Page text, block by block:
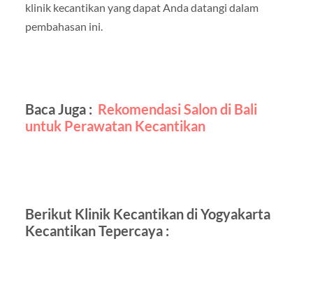
klinik kecantikan yang dapat Anda datangi dalam
pembahasan ini.
Baca Juga : Rekomendasi Salon di Bali
untuk Perawatan Kecantikan
Berikut Klinik Kecantikan di Yogyakarta
Kecantikan Tepercaya :